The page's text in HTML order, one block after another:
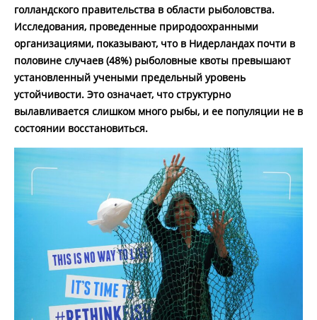
голландского правительства в области рыболовства.
Исследования, проведенные природоохранными
организациями, показывают, что в Нидерландах почти в
половине случаев (48%) рыболовные квоты превышают
установленный учеными предельный уровень
устойчивости. Это означает, что структурно
вылавливается слишком много рыбы, и ее популяции не в
состоянии восстановиться.